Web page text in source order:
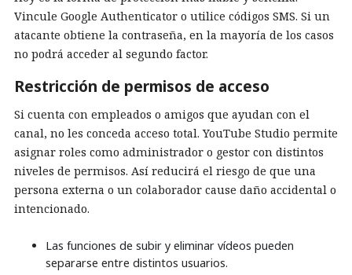
Vincule Google Authenticator o utilice códigos SMS. Si un
atacante obtiene la contraseña, en la mayoría de los casos
no podrá acceder al segundo factor.
Restricción de permisos de acceso
Si cuenta con empleados o amigos que ayudan con el
canal, no les conceda acceso total. YouTube Studio permite
asignar roles como administrador o gestor con distintos
niveles de permisos. Así reducirá el riesgo de que una
persona externa o un colaborador cause daño accidental o
intencionado.
Las funciones de subir y eliminar vídeos pueden
separarse entre distintos usuarios.